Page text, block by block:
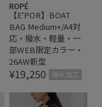
ROPÉ
【E'POR】BOAT
BAG Medium+/A4対
応・撥水・軽量・一
部WEB限定カラー・
26AW新型
¥19,250 撥水加工